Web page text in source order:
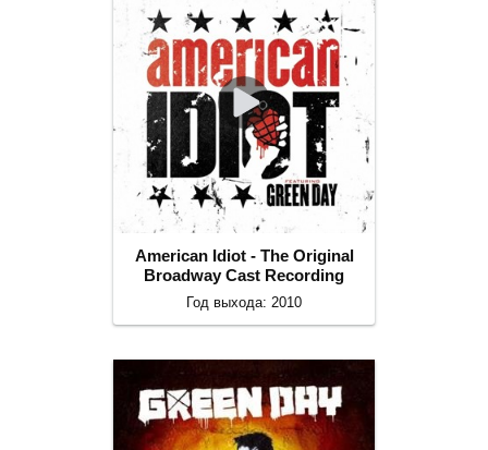
American Idiot - The Original
Broadway Cast Recording
Год выхода: 2010